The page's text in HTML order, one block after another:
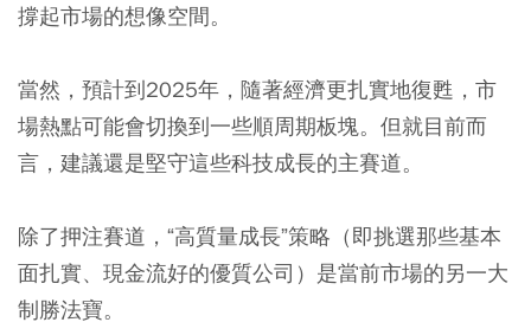
撐起市場的想像空間。
當然，預計到2025年，隨著經濟更扎實地復甦，市
場熱點可能會切換到一些順周期板塊。但就目前而
言，建議還是堅守這些科技成長的主賽道。
除了押注賽道，“高質量成長”策略（即挑選那些基本
面扎實、現金流好的優質公司）是當前市場的另一大
制勝法寶。